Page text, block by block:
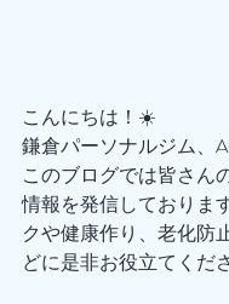
こんにちは！☀️
鎌倉パーソナルジム、
このブログでは皆さん
情報を発信しておりま
クや健康作り、老化防
どに是非お役立てくだ